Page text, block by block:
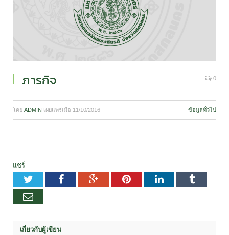
ภารกิจ 0
โดย ADMIN เผยแพร่เมื่อ 11/10/2016 ข้อมูลทั่วไป
แชร์
TwitterFacebookGoogle+PinterestLinkedInTumblr
อีเมล
เกี่ยวกับผู้เขียน